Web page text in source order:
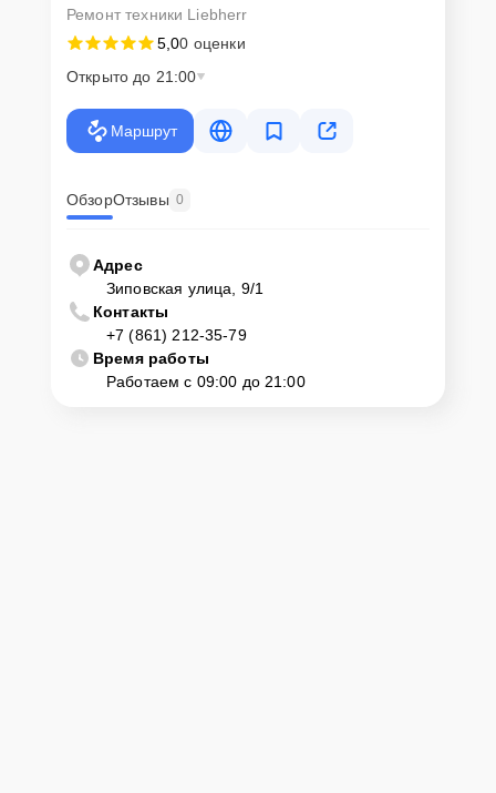
Ремонт техники Liebherr
5,00 оценки
Открыто до 21:00
Маршрут
ОбзорОтзывы 0
Адрес
Зиповская улица, 9/1
Контакты
+7 (861) 212-35-79
Время работы
Работаем с 09:00 до 21:00